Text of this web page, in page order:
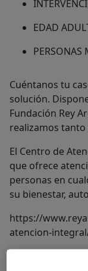
EDAD
PERSONAS
Cuéntanos tu
solución.
Fundación Rey
realizamos
El Centro de
que ofrece
personas en
su bienestar,
https://
atencion-